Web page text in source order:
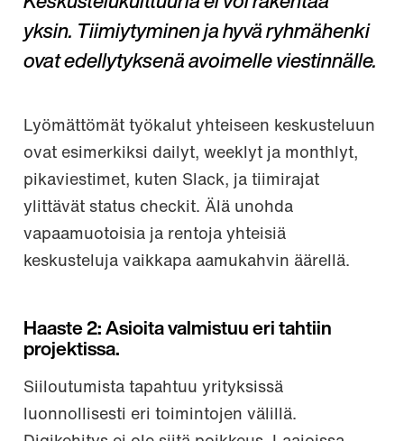
yksin. Tiimiytyminen ja hyvä ryhmähenki
ovat edellytyksenä avoimelle viestinnälle.
Lyömättömät työkalut yhteiseen keskusteluun
ovat esimerkiksi dailyt, weeklyt ja monthlyt,
pikaviestimet, kuten Slack, ja tiimirajat
ylittävät status checkit. Älä unohda
vapaamuotoisia ja rentoja yhteisiä
keskusteluja vaikkapa aamukahvin äärellä.
Haaste 2: Asioita valmistuu eri tahtiin
projektissa.
Siiloutumista tapahtuu yrityksissä
luonnollisesti eri toimintojen välillä.